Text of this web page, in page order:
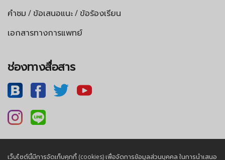
คำชม / ข้อเสนอแนะ / ข้อร้องเรียน
เอกสารทางการแพทย์
ช่องทางสื่อสาร
เว็บไซต์นี้มีการจัดเก็บคุกกี้ (cookies) เพื่อจัดการข้อมูลส่วนบุคคล ในการนำเสนอ